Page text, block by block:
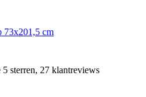
73x201,5 cm
sterren, 27 klantreviews